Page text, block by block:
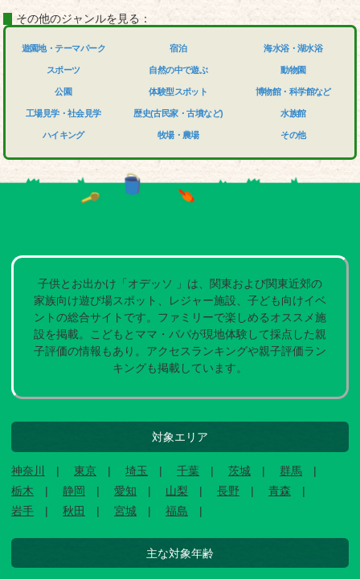
その他のジャンルを見る：
遊園地・テーマパーク
スポーツ
公園
工場見学・社会見学
ハイキング
宿泊
自然の中で遊ぶ
体験型スポット
歴史(古民家・古墳など)
牧場・農場
海水浴・湖水浴
動物園
博物館・科学館など
水族館
その他
子供とお出かけ「オデッソ 」は、関東および関東近郊の
家族向け遊び場スポット、レジャー施設、子ども向けイベ
ントの総合サイトです。ファミリーで楽しめるオススメ施
設を掲載。こどもとママ・パパが現地体験して採点した親
子評価の情報もあり。アクセスランキングや親子評価ラン
キングも掲載しています。
対象エリア
神奈川 東京 埼玉 千葉 茨城
群馬
栃木
静岡 愛知 山梨 長野
青森
岩手
秋田 宮城 福島
主な対象年齢